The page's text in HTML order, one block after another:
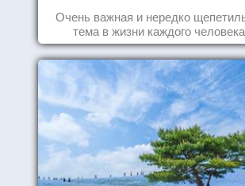
Очень важная и нередко
тема в жизни каждого